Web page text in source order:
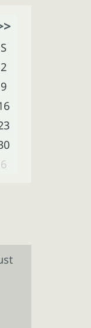
S
2
9
6